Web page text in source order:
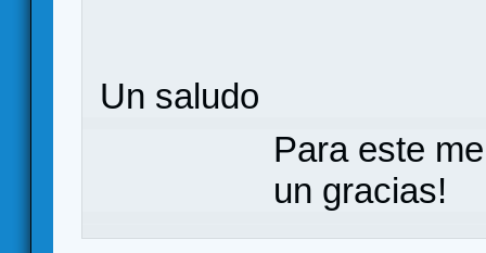
Un saludo
Para este
un gracias!